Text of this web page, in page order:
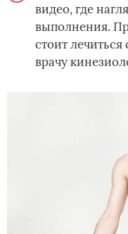
видео, где
выполнения.
стоит
врачу